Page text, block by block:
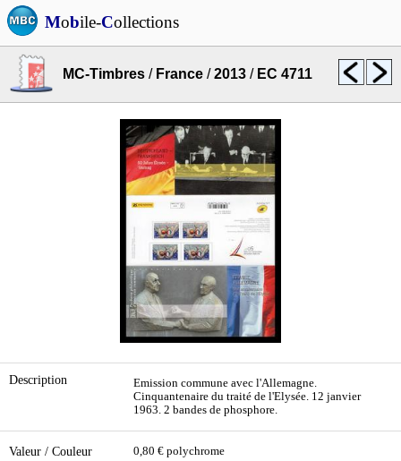
Mobile-Collections
MC-Timbres / France /2013 / EC 4711
Description
Emission commune avec l'Allemagne.
Cinquantenaire du traité de l'Elysée. 12 janvier
1963. 2 bandes de phosphore.
Valeur / Couleur 0,80 € polychrome